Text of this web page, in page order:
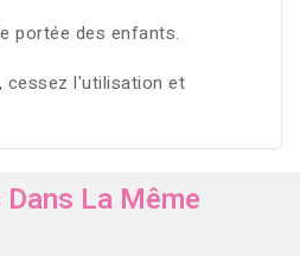
des enfants.
l'utilisation et
La Même